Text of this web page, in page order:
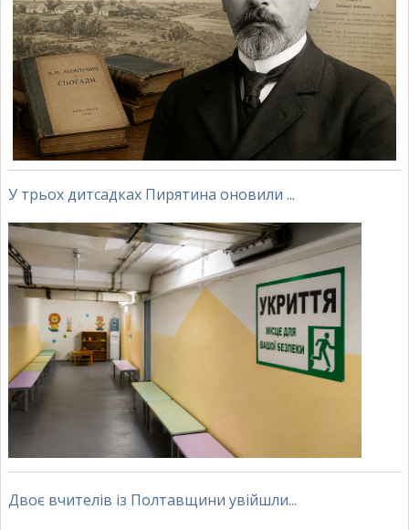
У трьох дитсадках Пирятина оновили ...
Двоє вчителів із Полтавщини увійшли...